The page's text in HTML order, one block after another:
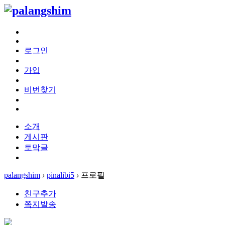
로그인
가입
비번찾기
소개
게시판
토막글
palangshim › pinalibi5 › 프로필
친구추가
쪽지발송